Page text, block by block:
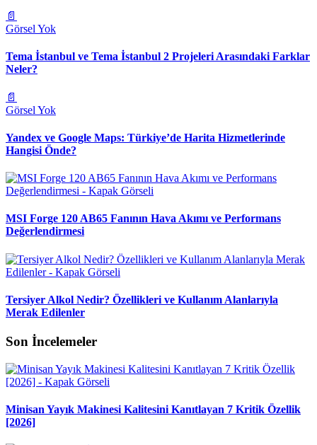
📄
Görsel Yok
Tema İstanbul ve Tema İstanbul 2 Projeleri Arasındaki Farklar
Neler?
📄
Görsel Yok
Yandex ve Google Maps: Türkiye’de Harita Hizmetlerinde
Hangisi Önde?
MSI Forge 120 AB65 Fanının Hava Akımı ve Performans
Değerlendirmesi
Tersiyer Alkol Nedir? Özellikleri ve Kullanım Alanlarıyla
Merak Edilenler
Son İncelemeler
Minisan Yayık Makinesi Kalitesini Kanıtlayan 7 Kritik Özellik
[2026]